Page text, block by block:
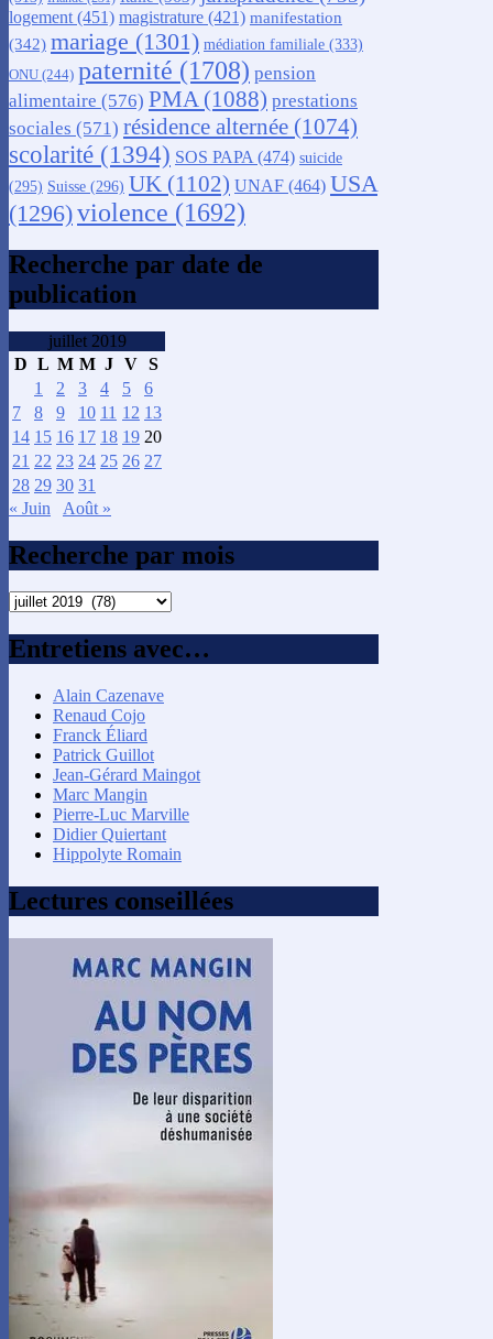
logement (451) magistrature (421) manifestation
(342) mariage (1301) médiation familiale (333)
ONU (244) paternité (1708) pension
alimentaire (576) PMA(1088) prestations
sociales (571) résidence alternée (1074)
scolarité (1394) SOS PAPA(474) suicide
(295) Suisse (296) UK (1102) UNAF (464) USA
(1296)violence (1692)
Recherche par date de
publication
juillet 2019
D L M M J V S
1
2 3 4 5
6
7
8 9 10 11 12 13
14 15 16 17 18 19 20
21 22 23 24 25 26 27
28 29 30 31
« Juin
Août »
Recherche par mois
Recherche
mois
Entretiens avec…
Alain Cazenave
Renaud Cojo
Franck Éliard
Patrick Guillot
Jean-Gérard Maingot
Marc Mangin
Pierre-Luc Marville
Didier Quiertant
Hippolyte Romain
Lectures conseillées